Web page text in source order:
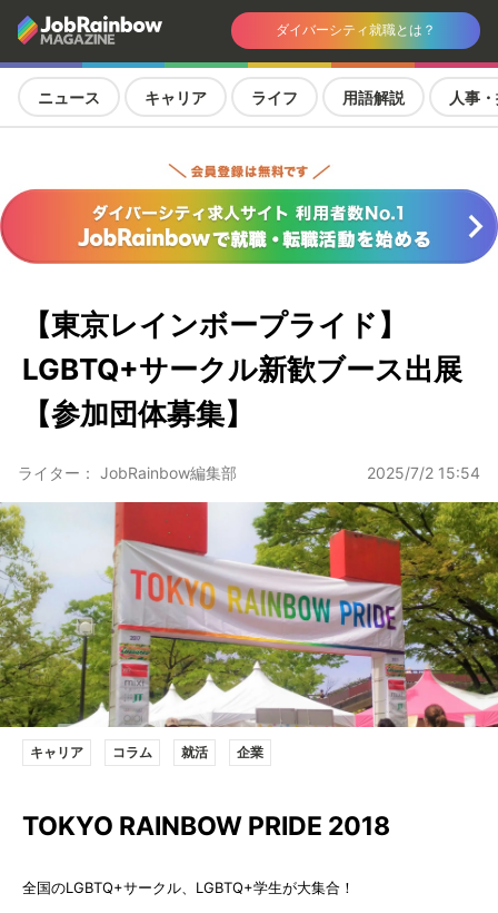
ダイバーシティ就職とは？
ニュース キャリア ライフ 用語解説 人事
【東京レインボープライド】
LGBTQ+サークル新歓ブース出展
【参加団体募集】
ライター： JobRainbow編集部 2025/7/2 15:54
キャリア コラム 就活 企業
TOKYO RAINBOW PRIDE 2018
全国のLGBTQ+サークル、LGBTQ+学生が大集合！